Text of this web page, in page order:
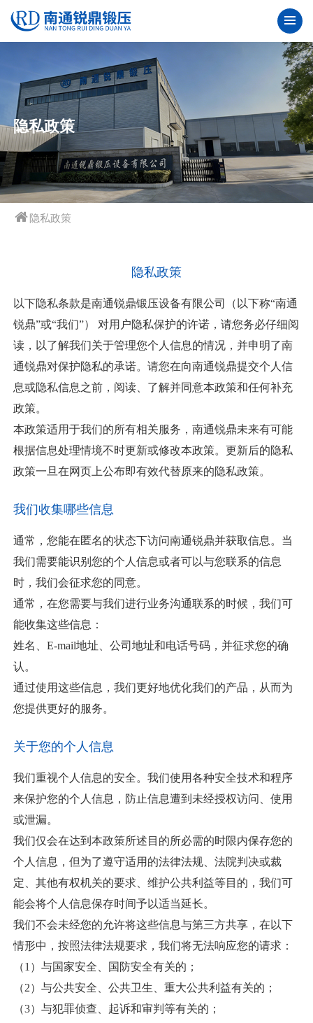
隐私政策
隐私政策
隐私政策
以下隐私条款是南通锐鼎锻压设备有限公司（以下称“南通
锐鼎”或“我们”） 对用户隐私保护的许诺，请您务必仔细阅
读，以了解我们关于管理您个人信息的情况，并申明了南
通锐鼎对保护隐私的承诺。请您在向南通锐鼎提交个人信
息或隐私信息之前，阅读、了解并同意本政策和任何补充
政策。
本政策适用于我们的所有相关服务，南通锐鼎未来有可能
根据信息处理情境不时更新或修改本政策。更新后的隐私
政策一旦在网页上公布即有效代替原来的隐私政策。
我们收集哪些信息
通常，您能在匿名的状态下访问南通锐鼎并获取信息。当
我们需要能识别您的个人信息或者可以与您联系的信息
时，我们会征求您的同意。
通常，在您需要与我们进行业务沟通联系的时候，我们可
能收集这些信息：
姓名、E-mail地址、公司地址和电话号码，并征求您的确
认。
通过使用这些信息，我们更好地优化我们的产品，从而为
您提供更好的服务。
关于您的个人信息
我们重视个人信息的安全。我们使用各种安全技术和程序
来保护您的个人信息，防止信息遭到未经授权访问、使用
或泄漏。
我们仅会在达到本政策所述目的所必需的时限内保存您的
个人信息，但为了遵守适用的法律法规、法院判决或裁
定、其他有权机关的要求、维护公共利益等目的，我们可
能会将个人信息保存时间予以适当延长。
我们不会未经您的允许将这些信息与第三方共享，在以下
情形中，按照法律法规要求，我们将无法响应您的请求：
（1）与国家安全、国防安全有关的；
（2）与公共安全、公共卫生、重大公共利益有关的；
（3）与犯罪侦查、起诉和审判等有关的；